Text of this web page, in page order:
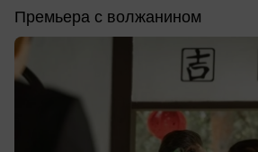
Премьера с волжанином